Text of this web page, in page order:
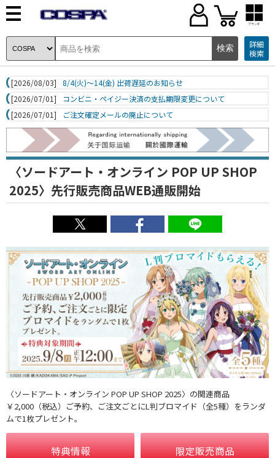
ブランド
詳細
検索
[2026/08/03]
8/4(火)～14(金) 出荷遅延のお知らせ
[2026/07/01]
コンビニ・ペイジー決済の支払期限変更について
[2026/07/01]
ご注文確定メールの廃止について
〈ソードアート・オンライン POP UP SHOP
2025〉先行販売商品WEB通販開始
〈ソードアート・オンライン POP UP SHOP 2025〉の関連商品
￥2,000（税込）ご予約、ご注文ごとにL判ブロマイド（全5種）をランダ
ムで1枚プレゼント。
特典情報 限定販売商品